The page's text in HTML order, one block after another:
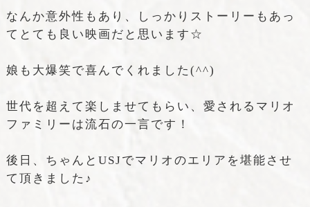
なんか意外性もあり、しっかりストーリーもあっ
てとても良い映画だと思います☆
娘も大爆笑で喜んでくれました(^^)
世代を超えて楽しませてもらい、愛されるマリオ
ファミリーは流石の一言です！
後日、ちゃんとUSJでマリオのエリアを堪能させ
て頂きました♪